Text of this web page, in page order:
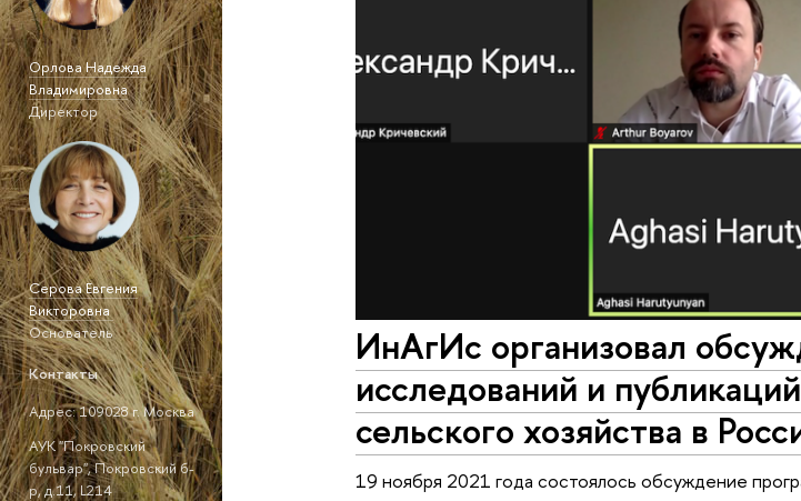
Орлова Надежда
Владимировна
Директор
Серова Евгения
Викторовна
Основатель
Контакты
Адрес: 109028 г. Москва
АУК "Покровский
бульвар", Покровский б-
р, д.11, L214
ИнАгИс организовал
исследований и
сельского хозяйства в
19 ноября 2021 года состоялось обсуждение